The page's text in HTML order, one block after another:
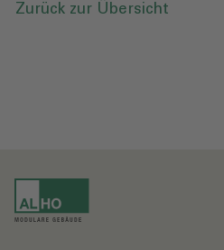
Zurück zur Übersicht